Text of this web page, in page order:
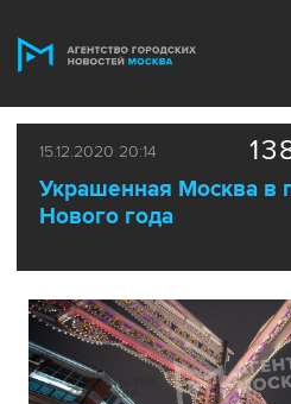
15.12.2020 20:14
Украшенная Москва в
Нового года